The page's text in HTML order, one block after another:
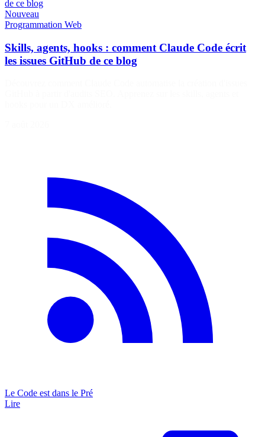
de ce blog
Nouveau
Programmation Web
Skills, agents, hooks : comment Claude Code écrit
les issues GitHub de ce blog
Le Code est dans le Pré
Lire